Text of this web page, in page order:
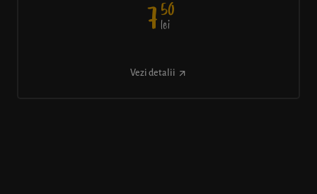
750
lei
Vezi detalii